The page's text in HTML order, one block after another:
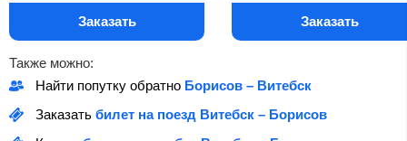
Заказать Заказать
Также можно:
Найти попутку обратно Борисов – Витебск
Заказать билет на поезд Витебск – Борисов